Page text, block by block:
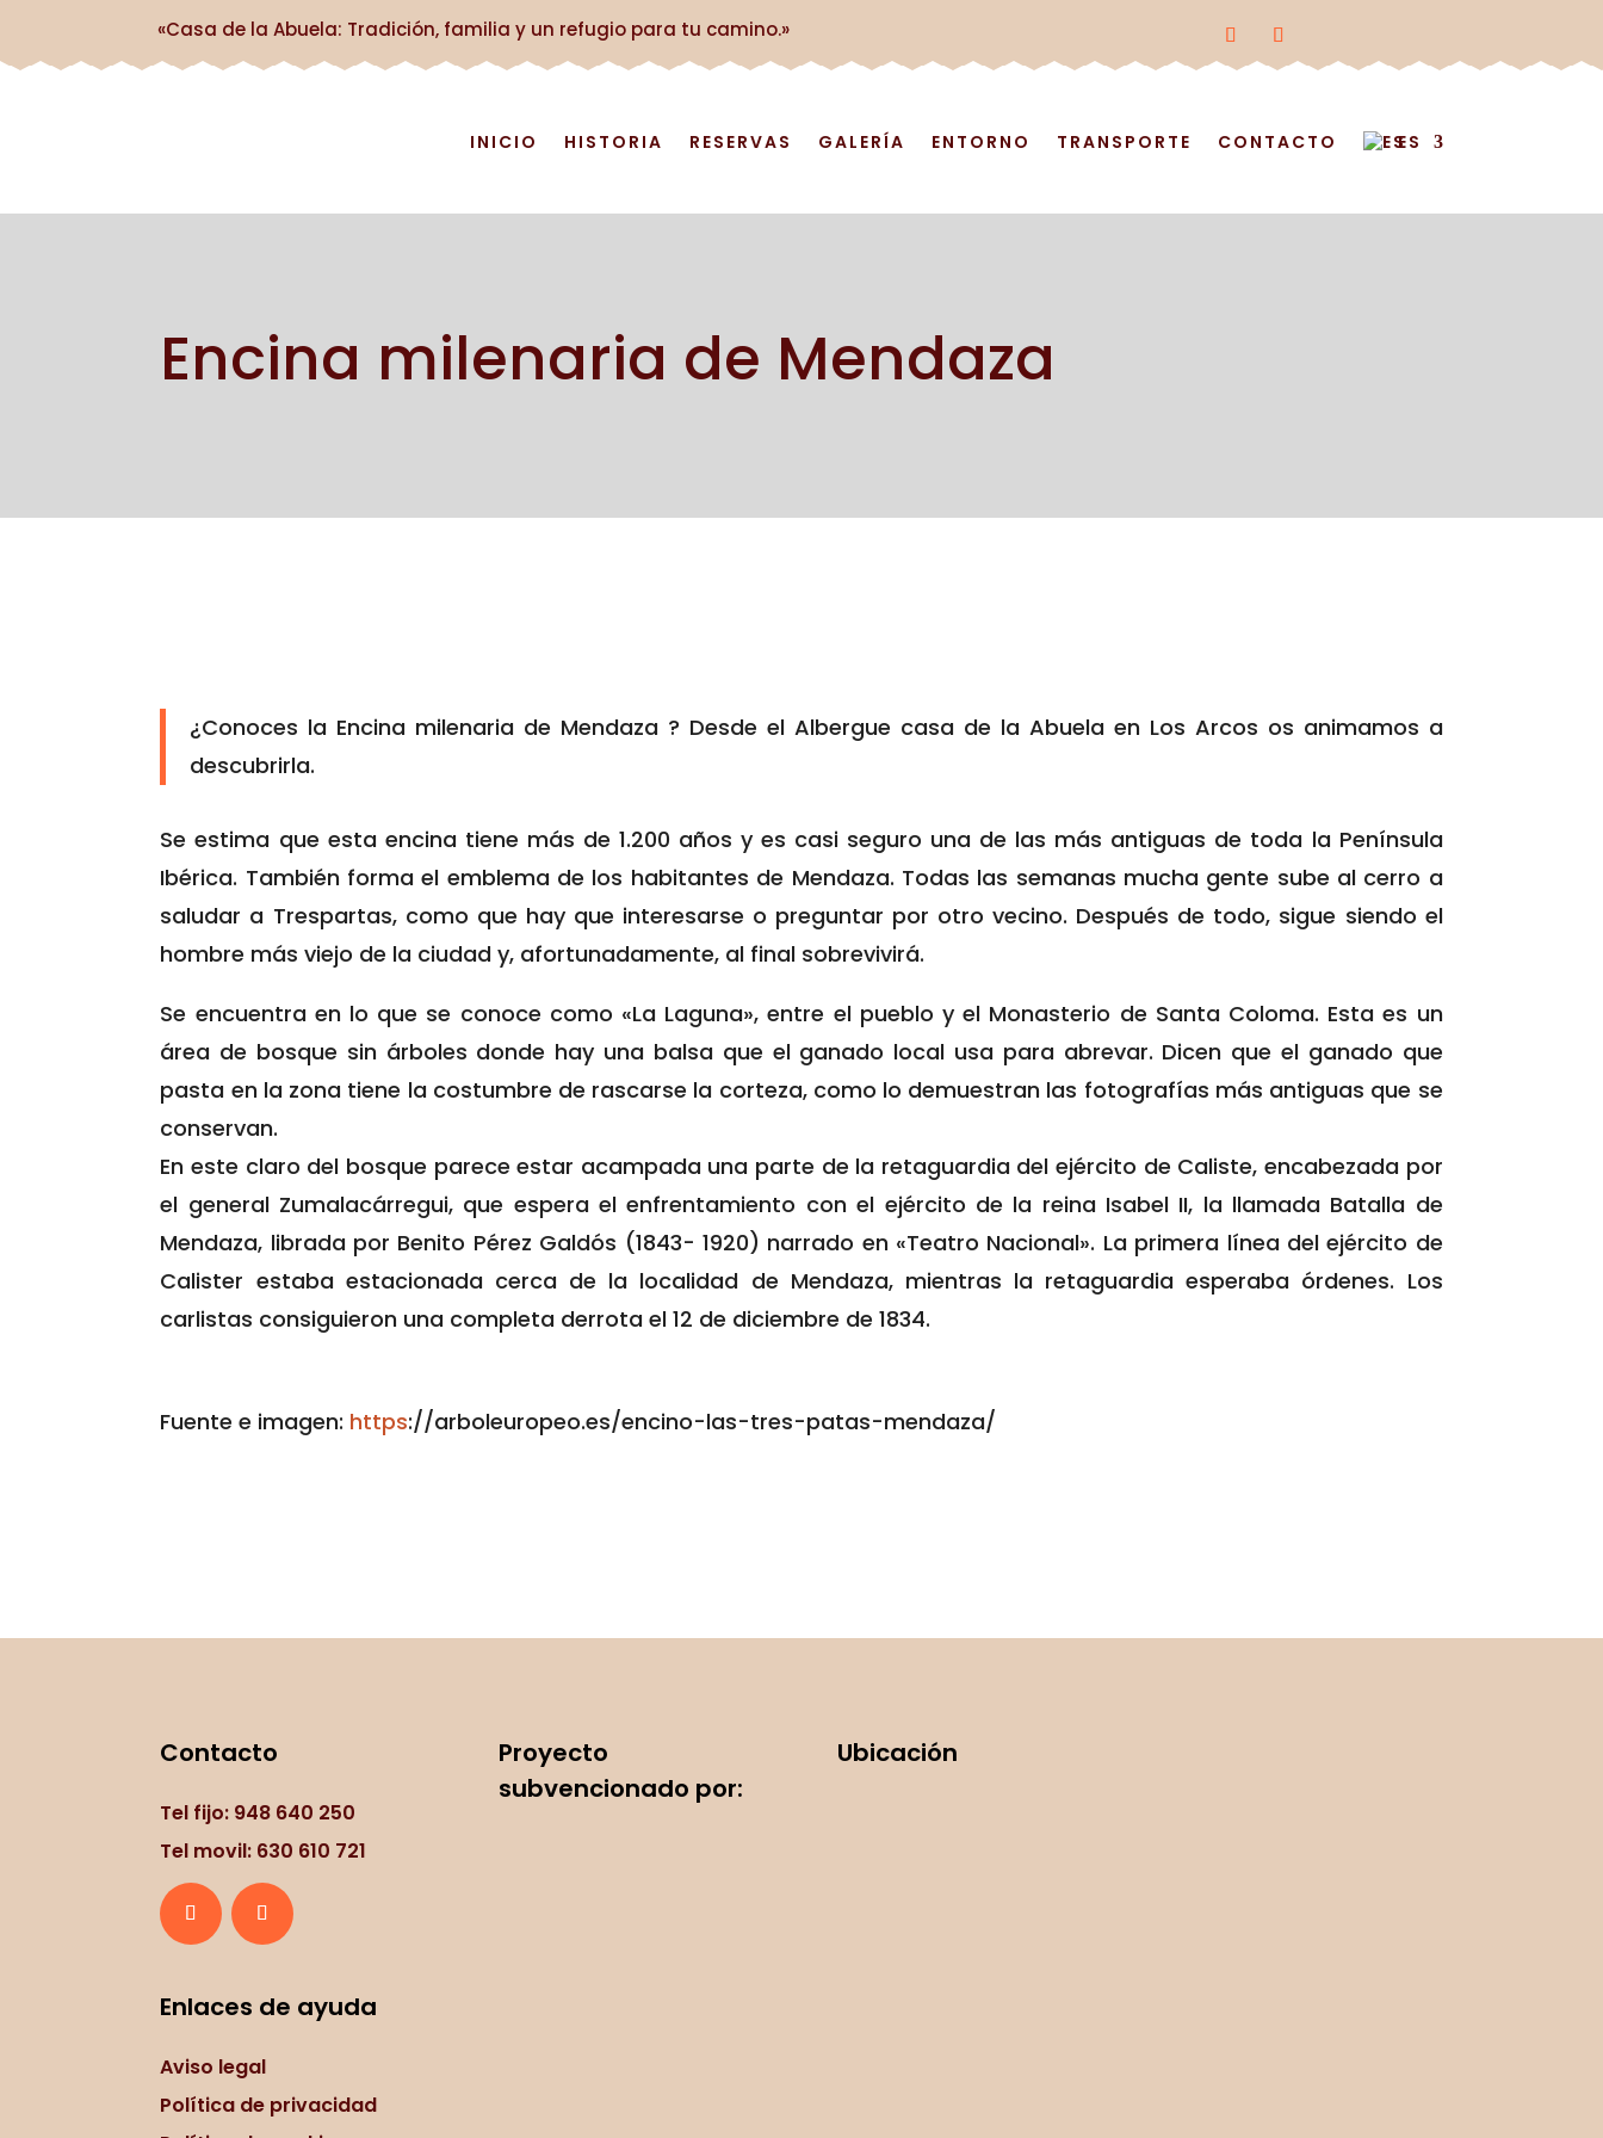
«Casa de la Abuela: Tradición, familia y un refugio para tu camino.»
INICIO HISTORIA RESERVAS GALERÍA ENTORNO TRANSPORTE CONTACTO ES
Encina milenaria de Mendaza
¿Conoces la Encina milenaria de Mendaza ? Desde el Albergue casa de la Abuela en Los Arcos os animamos a
descubrirla.
Se estima que esta encina tiene más de 1.200 años y es casi seguro una de las más antiguas de toda la Península
Ibérica. También forma el emblema de los habitantes de Mendaza. Todas las semanas mucha gente sube al cerro a
saludar a Trespartas, como que hay que interesarse o preguntar por otro vecino. Después de todo, sigue siendo el
hombre más viejo de la ciudad y, afortunadamente, al final sobrevivirá.
Se encuentra en lo que se conoce como «La Laguna», entre el pueblo y el Monasterio de Santa Coloma. Esta es un
área de bosque sin árboles donde hay una balsa que el ganado local usa para abrevar. Dicen que el ganado que
pasta en la zona tiene la costumbre de rascarse la corteza, como lo demuestran las fotografías más antiguas que se
conservan.
En este claro del bosque parece estar acampada una parte de la retaguardia del ejército de Caliste, encabezada por
el general Zumalacárregui, que espera el enfrentamiento con el ejército de la reina Isabel II, la llamada Batalla de
Mendaza, librada por Benito Pérez Galdós (1843- 1920) narrado en «Teatro Nacional». La primera línea del ejército de
Calister estaba estacionada cerca de la localidad de Mendaza, mientras la retaguardia esperaba órdenes. Los
carlistas consiguieron una completa derrota el 12 de diciembre de 1834.
Fuente e imagen: https://arboleuropeo.es/encino-las-tres-patas-mendaza/
Contacto
Tel fijo: 948 640 250
Tel movil: 630 610 721
Enlaces de ayuda
Aviso legal
Política de privacidad
Proyecto
subvencionado por:
Ubicación